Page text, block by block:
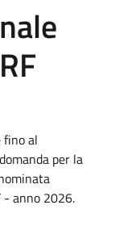
al
per la
- anno 2026.